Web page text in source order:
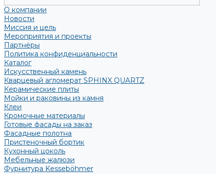
О компании
Новости
Миссия и цель
Мероприятия и проекты
Партнёры
Политика конфиденциальности
Каталог
Искусственный камень
Кварцевый агломерат SPHINX QUARTZ
Керамические плиты
Мойки и раковины из камня
Клеи
Кромочные материалы
Готовые фасады на заказ
Фасадные полотна
Пристеночный бортик
Кухонный цоколь
Мебельные жалюзи
Фурнитура Kesseböhmer